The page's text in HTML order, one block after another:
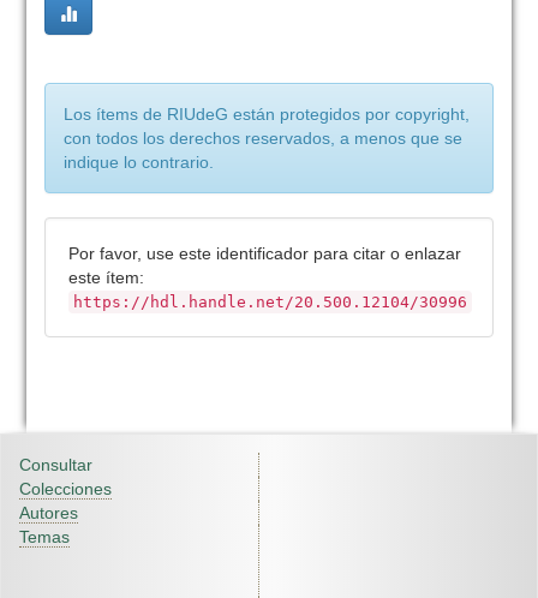
Los ítems de RIUdeG están protegidos por copyright,
con todos los derechos reservados, a menos que se
indique lo contrario.
Por favor, use este identificador para citar o enlazar
este ítem:
https://hdl.handle.net/20.500.12104/30996
Consultar
Colecciones
Autores
Temas